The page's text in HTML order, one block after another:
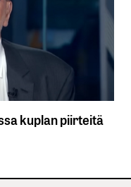
kuplan piirteitä